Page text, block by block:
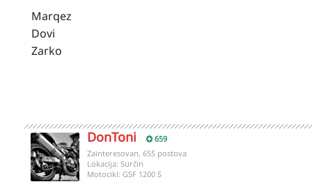
Marqez
Dovi
Zarko
DonToni 659
Zainteresovan, 655 postova
Lokacija: Surčin
Motocikl: GSF 1200 S